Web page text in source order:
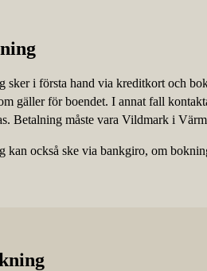
sker i första hand via kreditkort och
gäller för boendet. I annat fall
Betalning måste vara Vildmark i
kan också ske via bankgiro, om